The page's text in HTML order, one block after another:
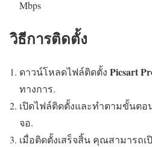
Mbps
วิธีการติดตั้ง
ดาวน์โหลดไฟล์ติดตั้ง Picsart
ทางการ.
เปิดไฟล์ติดตั้งและทำตามขั้นต
จอ.
เมื่อติดตั้งเสร็จสิ้น คุณสามารถเปิ